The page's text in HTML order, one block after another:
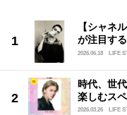
【シャネ
が注目す
2026.06.18
LIFE
時代、世
楽しむス
2026.03.26 LIFE